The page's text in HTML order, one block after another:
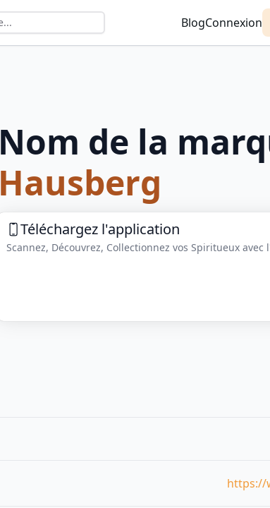
BlogConnexion
Nom de la
Hausberg
Téléchargez l'application
Scannez, Découvrez, Collectionnez vos Spiritueux
https://